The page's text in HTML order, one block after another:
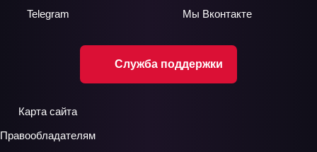
Служба поддержки
Telegram Мы Вконтакте
Карта сайта
Правообладателям